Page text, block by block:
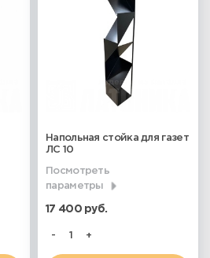
Напольная стойка для газет
ЛС 10
Посмотреть
параметры
17 400 руб.
- +